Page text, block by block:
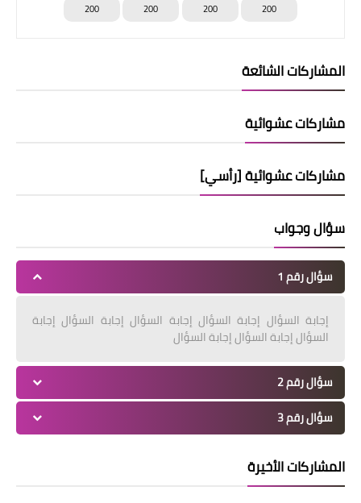
200
200
200
200
المشاركات الشائعة
مشاركات عشوائية
مشاركات عشوائية [رأسي]
سؤال وجواب
سؤال رقم 1
إجابة السؤال إجابة السؤال إجابة السؤال إجابة السؤال إجابة
السؤال إجابة السؤال إجابة السؤال
سؤال رقم 2
سؤال رقم 3
المشاركات الأخيرة